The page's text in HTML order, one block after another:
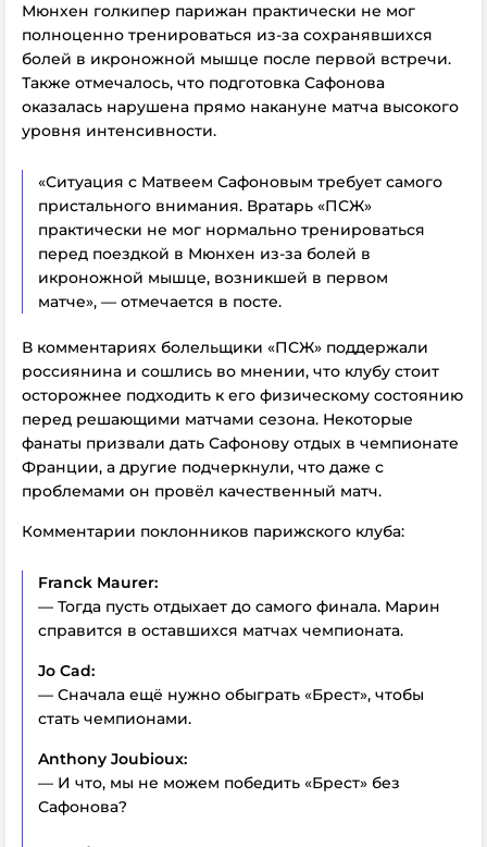
Мюнхен голкипер парижан практически не мог
полноценно тренироваться из-за сохранявшихся
болей в икроножной мышце после первой встречи.
Также отмечалось, что подготовка Сафонова
оказалась нарушена прямо накануне матча высокого
уровня интенсивности.
«Ситуация с Матвеем Сафоновым требует самого
пристального внимания. Вратарь «ПСЖ»
практически не мог нормально тренироваться
перед поездкой в Мюнхен из-за болей в
икроножной мышце, возникшей в первом
матче», — отмечается в посте.
В комментариях болельщики «ПСЖ» поддержали
россиянина и сошлись во мнении, что клубу стоит
осторожнее подходить к его физическому состоянию
перед решающими матчами сезона. Некоторые
фанаты призвали дать Сафонову отдых в чемпионате
Франции, а другие подчеркнули, что даже с
проблемами он провёл качественный матч.
Комментарии поклонников парижского клуба:
Franck Maurer:
— Тогда пусть отдыхает до самого финала. Марин
справится в оставшихся матчах чемпионата.
Jo Cad:
— Сначала ещё нужно обыграть «Брест», чтобы
стать чемпионами.
Anthony Joubioux:
— И что, мы не можем победить «Брест» без
Сафонова?